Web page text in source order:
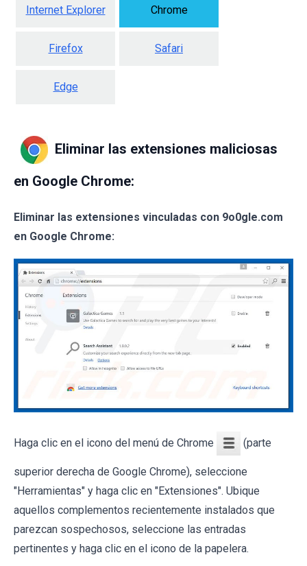
Internet Explorer Chrome
Firefox Safari
Edge
Eliminar las extensiones maliciosas
en Google Chrome:
Eliminar las extensiones vinculadas con 9o0gle.com
en Google Chrome:
Haga clic en el icono del menú de Chrome (parte
superior derecha de Google Chrome), seleccione
"Herramientas" y haga clic en "Extensiones". Ubique
aquellos complementos recientemente instalados que
parezcan sospechosos, seleccione las entradas
pertinentes y haga clic en el icono de la papelera.